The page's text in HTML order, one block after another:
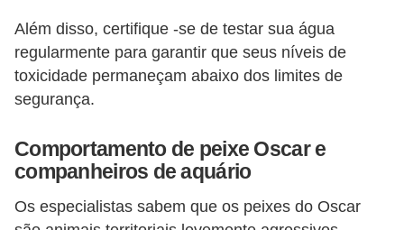
Além disso, certifique -se de testar sua água
regularmente para garantir que seus níveis de
toxicidade permaneçam abaixo dos limites de
segurança.
Comportamento de peixe Oscar e
companheiros de aquário
Os especialistas sabem que os peixes do Oscar